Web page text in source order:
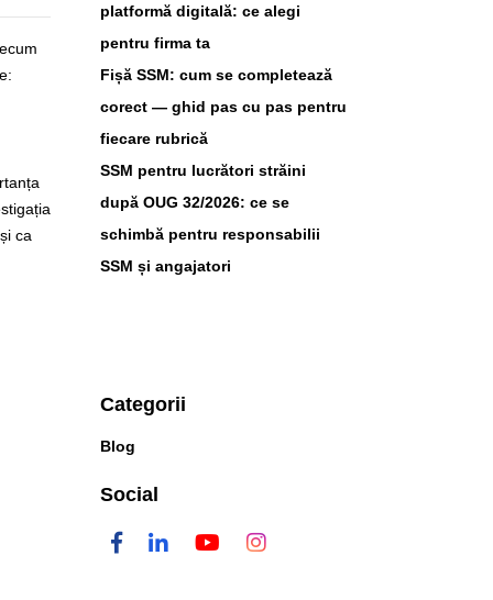
ca
platformă digitală: ce alegi
pentru firma ta
Fișă SSM: cum se completează
corect — ghid pas cu pas pentru
fiecare rubrică
SSM pentru lucrători străini
după OUG 32/2026: ce se
schimbă pentru responsabilii
SSM și angajatori
Categorii
Blog
Social